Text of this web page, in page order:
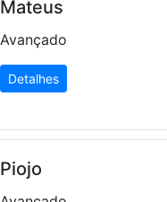
Mateus
Avançado
Detalhes
Piojo